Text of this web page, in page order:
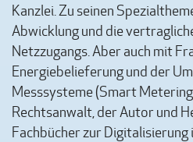
Kanzlei. Zu seinen
Abwicklung und die
Netzzugangs. Aber auch mit
Energiebelieferung und der
Messsysteme (Smart
Rechtsanwalt, der Autor und
Fachbücher zur Digitalisierung